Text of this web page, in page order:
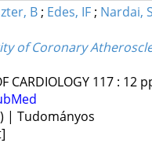
B; Edes, IF; Nardai,
of Coronary
CARDIOLOGY 117: 12
| Tudományos